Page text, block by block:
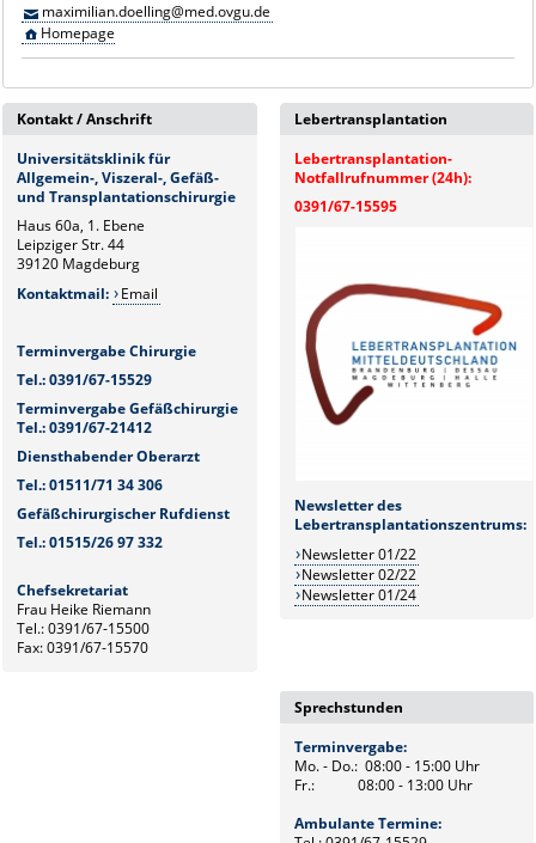
maximilian.doelling@med.ovgu.de
Homepage
Kontakt / Anschrift
Universitätsklinik für
Allgemein-, Viszeral-, Gefäß-
und Transplantationschirurgie
Haus 60a, 1. Ebene
Leipziger Str. 44
39120 Magdeburg
Kontaktmail:
Email
Terminvergabe Chirurgie
Tel.: 0391/67-15529
Terminvergabe Gefäßchirurgie
Tel.: 0391/67-21412
Diensthabender Oberarzt
Tel.: 01511/71 34 306
Gefäßchirurgischer Rufdienst
Tel.: 01515/26 97 332
Chefsekretariat
Frau Heike Riemann
Tel.: 0391/67-15500
Fax: 0391/67-15570
Lebertransplantation
Lebertransplantation-
Notfallrufnummer (24h):
0391/67-15595
Newsletter des
Lebertransplantationszentrums:
Newsletter 01/22
Newsletter 02/22
Newsletter 01/24
Sprechstunden
Terminvergabe:
Mo. - Do.: 08:00 - 15:00 Uhr
Fr.: 08:00 - 13:00 Uhr
Ambulante Termine: